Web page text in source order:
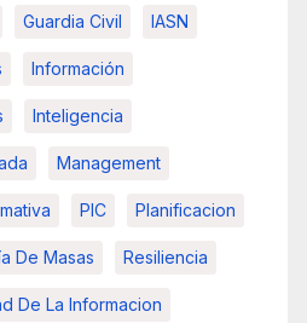
Guardia Civil IASN
Información
Inteligencia
Management
PIC Planificacion
De Masas Resiliencia
De La Informacion